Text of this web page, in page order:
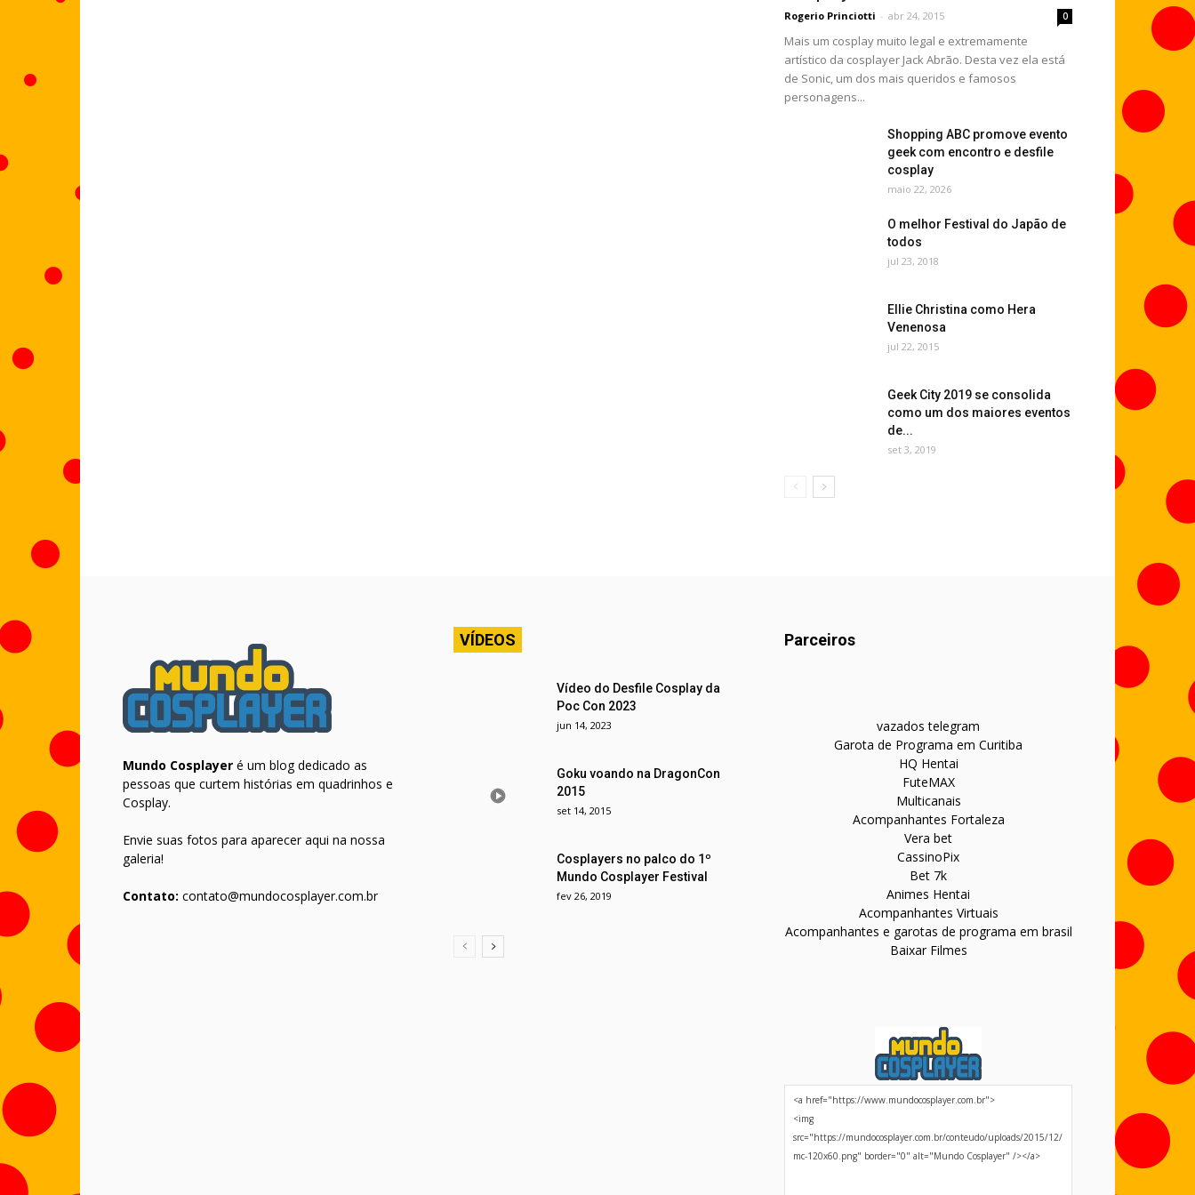
Rogerio Princiotti - abr 24, 2015 0
Mais um cosplay muito legal e extremamente
artístico da cosplayer Jack Abrão. Desta vez ela está
de Sonic, um dos mais queridos e famosos
personagens...
Shopping ABC promove evento
geek com encontro e desfile
cosplay
maio 22, 2026
O melhor Festival do Japão de
todos
jul 23, 2018
Ellie Christina como Hera
Venenosa
jul 22, 2015
Geek City 2019 se consolida
como um dos maiores eventos
de...
set 3, 2019
Mundo Cosplayer é um blog dedicado as
pessoas que curtem histórias em quadrinhos e
Cosplay.
Envie suas fotos para aparecer aqui na nossa
galeria!
Contato: contato@mundocosplayer.com.br
VÍDEOS
Vídeo do Desfile Cosplay da
Poc Con 2023
jun 14, 2023
Goku voando na DragonCon
2015
set 14, 2015
Cosplayers no palco do 1º
Mundo Cosplayer Festival
fev 26, 2019
Parceiros
vazados telegram
Garota de Programa em Curitiba
HQ Hentai
FuteMAX
Multicanais
Acompanhantes Fortaleza
Vera bet
CassinoPix
Bet 7k
Animes Hentai
Acompanhantes Virtuais
Acompanhantes e garotas de programa em brasil
Baixar Filmes